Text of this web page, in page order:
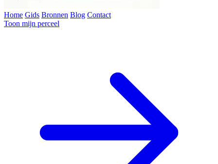
Home Gids Bronnen Blog Contact
Toon mijn perceel